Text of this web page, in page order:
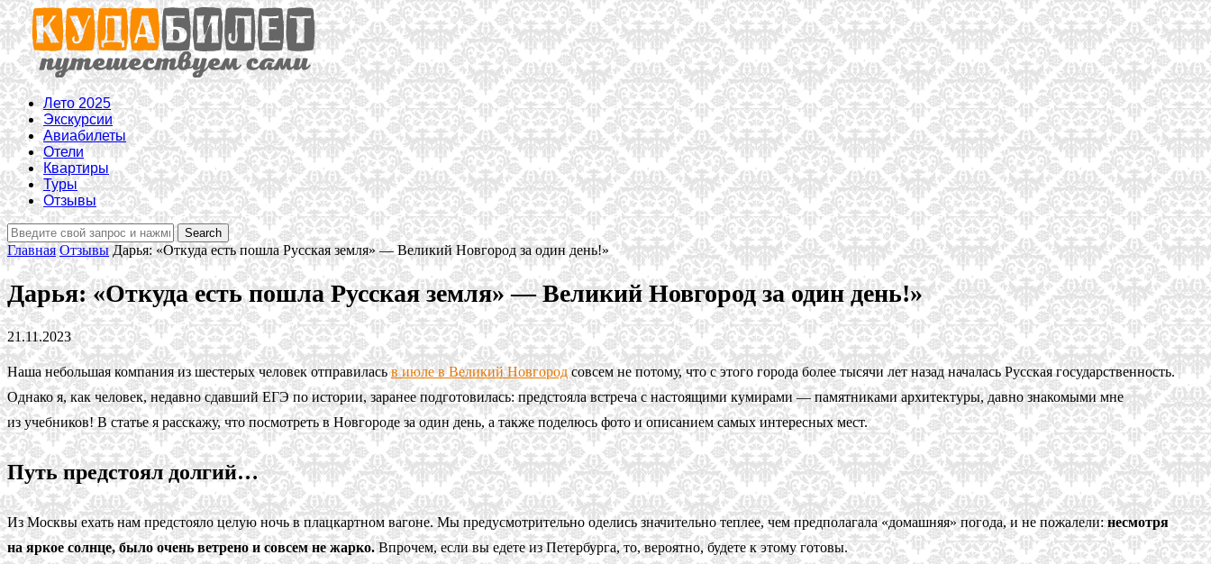
Лето 2025
Экскурсии
Авиабилеты
Отели
Квартиры
Туры
Отзывы
Главная Отзывы Дарья: «Откуда есть пошла Русская земля» — Великий Новгород за один день!»
Дарья: «Откуда есть пошла Русская земля» — Великий Новгород за один день!»
21.11.2023
Наша небольшая компания из шестерых человек отправиласьв июле в Великий Новгородсовсем не потому, что с этого города более тысячи лет назад началась Русская государственность.
Однако я, как человек, недавно сдавший ЕГЭ по истории, заранее подготовилась: предстояла встреча с настоящими кумирами — памятниками архитектуры, давно знакомыми мне
из учебников! В статье я расскажу, что посмотреть в Новгороде за один день, а также поделюсь фото и описанием самых интересных мест.
Путь предстоял долгий…
Из Москвы ехать нам предстояло целую ночь в плацкартном вагоне. Мы предусмотрительно оделись значительно теплее, чем предполагала «домашняя» погода, и не пожалели:несмотря
на яркое солнце, было очень ветрено и совсем не жарко. Впрочем, если вы едете из Петербурга, то, вероятно, будете к этому готовы.